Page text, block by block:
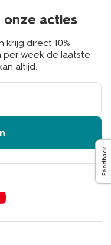
onze acties
krijg direct 10%
per week de laatste
altijd.
Feedback